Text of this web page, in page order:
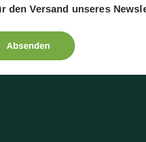
den Versand unseres
Absenden